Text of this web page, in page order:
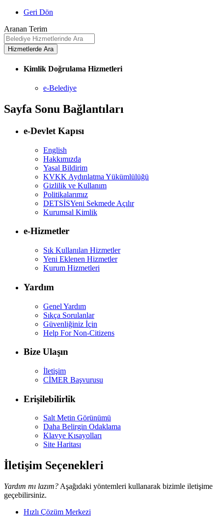
Geri Dön
Aranan Terim
Kimlik Doğrulama Hizmetleri
e-Belediye
Sayfa Sonu Bağlantıları
e-Devlet Kapısı
English
Hakkımızda
Yasal Bildirim
KVKK Aydınlatma Yükümlülüğü
Gizlilik ve Kullanım
Politikalarımız
DETSİSYeni Sekmede Açılır
Kurumsal Kimlik
e-Hizmetler
Sık Kullanılan Hizmetler
Yeni Eklenen Hizmetler
Kurum Hizmetleri
Yardım
Genel Yardım
Sıkça Sorulanlar
Güvenliğiniz İçin
Help For Non-Citizens
Bize Ulaşın
İletişim
CİMER Başvurusu
Erişilebilirlik
Salt Metin Görünümü
Daha Belirgin Odaklama
Klavye Kısayolları
Site Haritası
İletişim Seçenekleri
Yardım mı lazım? Aşağıdaki yöntemleri kullanarak bizimle iletişime
geçebilirsiniz.
Hızlı Çözüm Merkezi